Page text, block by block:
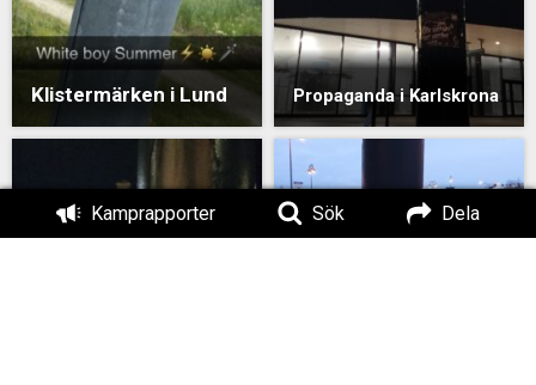
Kamprapporter Sök Dela
Klistermärken i Lund Propaganda i Karlskrona